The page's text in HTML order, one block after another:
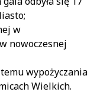
w
nowoczesnej
wypożyczania
Wielkich.